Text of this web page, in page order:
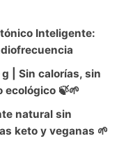
Inteligente:
| Sin calorías, sin
🍃🌱
natural sin
keto y veganas 🌱